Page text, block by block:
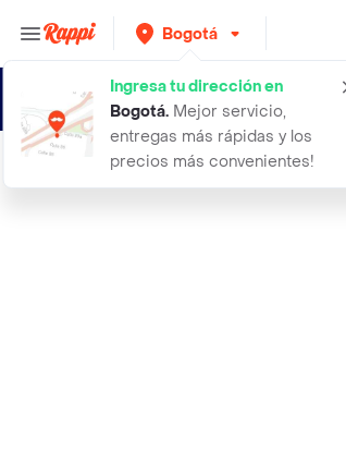
Bogotá
Ingresa tu dirección en
Bogotá. Mejor servicio,
entregas más rápidas y los
precios más convenientes!
tinte duvy class color vision 60 ml